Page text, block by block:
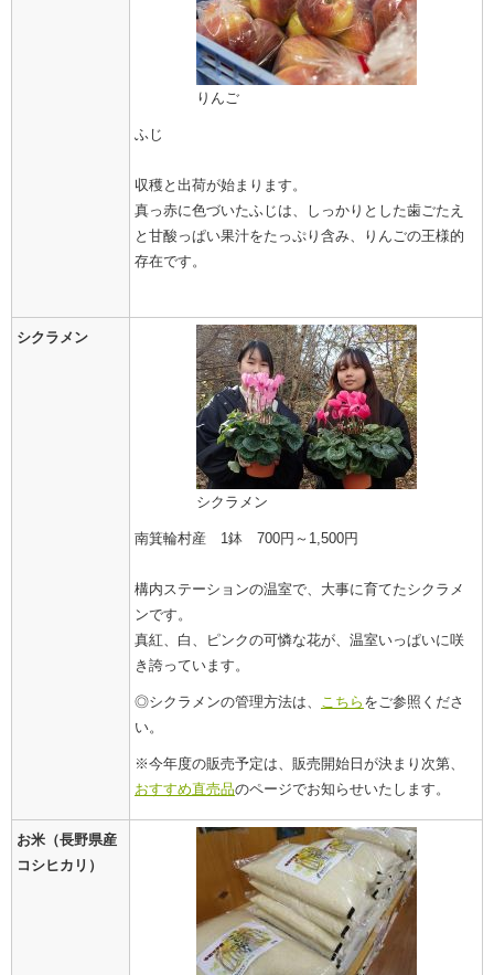
りんご
ふじ
収穫と出荷が始まります。
真っ赤に色づいたふじは、しっかりとした歯ごたえ
と甘酸っぱい果汁をたっぷり含み、りんごの王様的
存在です。
シクラメン
シクラメン
南箕輪村産 1鉢 700円～1,500円
構内ステーションの温室で、大事に育てたシクラメ
ンです。
真紅、白、ピンクの可憐な花が、温室いっぱいに咲
き誇っています。
◎シクラメンの管理方法は、 こちら をご参照くださ
い。
※今年度の販売予定は、販売開始日が決まり次第、
おすすめ直売品のページでお知らせいたします。
お米（長野県産
コシヒカリ）